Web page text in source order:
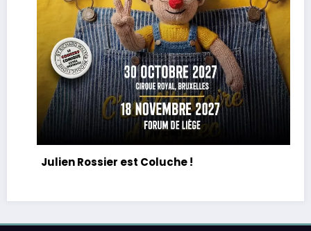
Julien Rossier est Coluche !